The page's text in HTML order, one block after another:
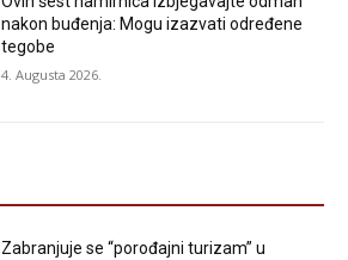
nakon buđenja: Mogu izazvati određene
tegobe
4. Augusta 2026.
Zabranjuje se “porođajni turizam” u